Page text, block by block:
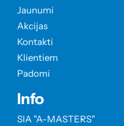
Jaunumi
Akcijas
Kontakti
Klientiem
Padomi
Info
SIA "A-MASTERS"